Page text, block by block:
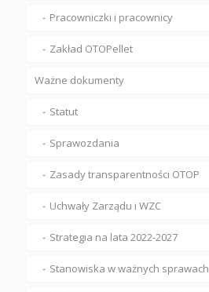
Pracowniczki i pracownicy
Zakład OTOPellet
Ważne dokumenty
Statut
Sprawozdania
Zasady transparentności OTOP
Uchwały Zarządu i WZC
Strategia na lata 2022-2027
Stanowiska w ważnych sprawach